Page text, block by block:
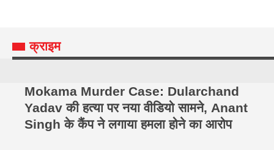
क्राइम
Mokama Murder Case: Dularchand
Yadav की हत्या पर नया वीडियो सामने, Anant
Singh के कैंप ने लगाया हमला होने का आरोप